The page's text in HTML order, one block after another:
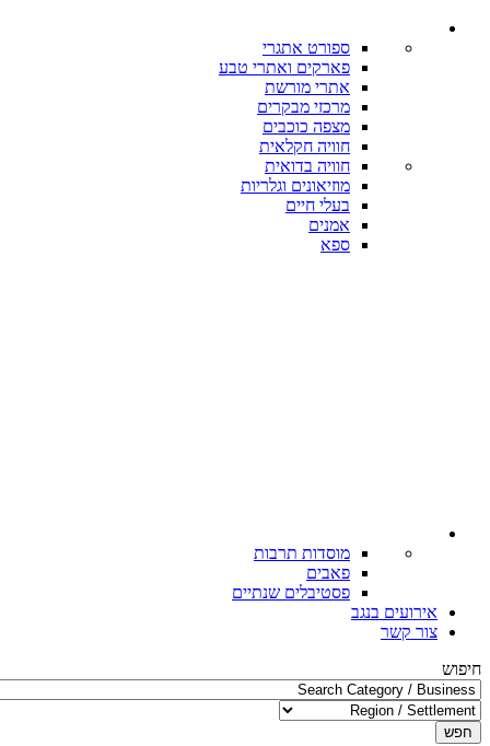
ספורט אתגרי
פארקים ואתרי טבע
אתרי מורשת
מרכזי מבקרים
מצפה כוכבים
חוויה חקלאית
חוויה בדואית
מוזיאונים וגלריות
בעלי חיים
אמנים
ספא
מוסדות תרבות
פאבים
פסטיבלים שנתיים
אירועים בנגב
צור קשר
חיפוש
חפש